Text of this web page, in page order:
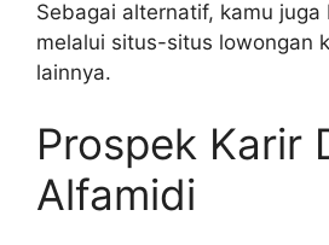
Sebagai alternatif, kamu juga
melalui situs-situs lowongan
lainnya.
Prospek Karir
Alfamidi